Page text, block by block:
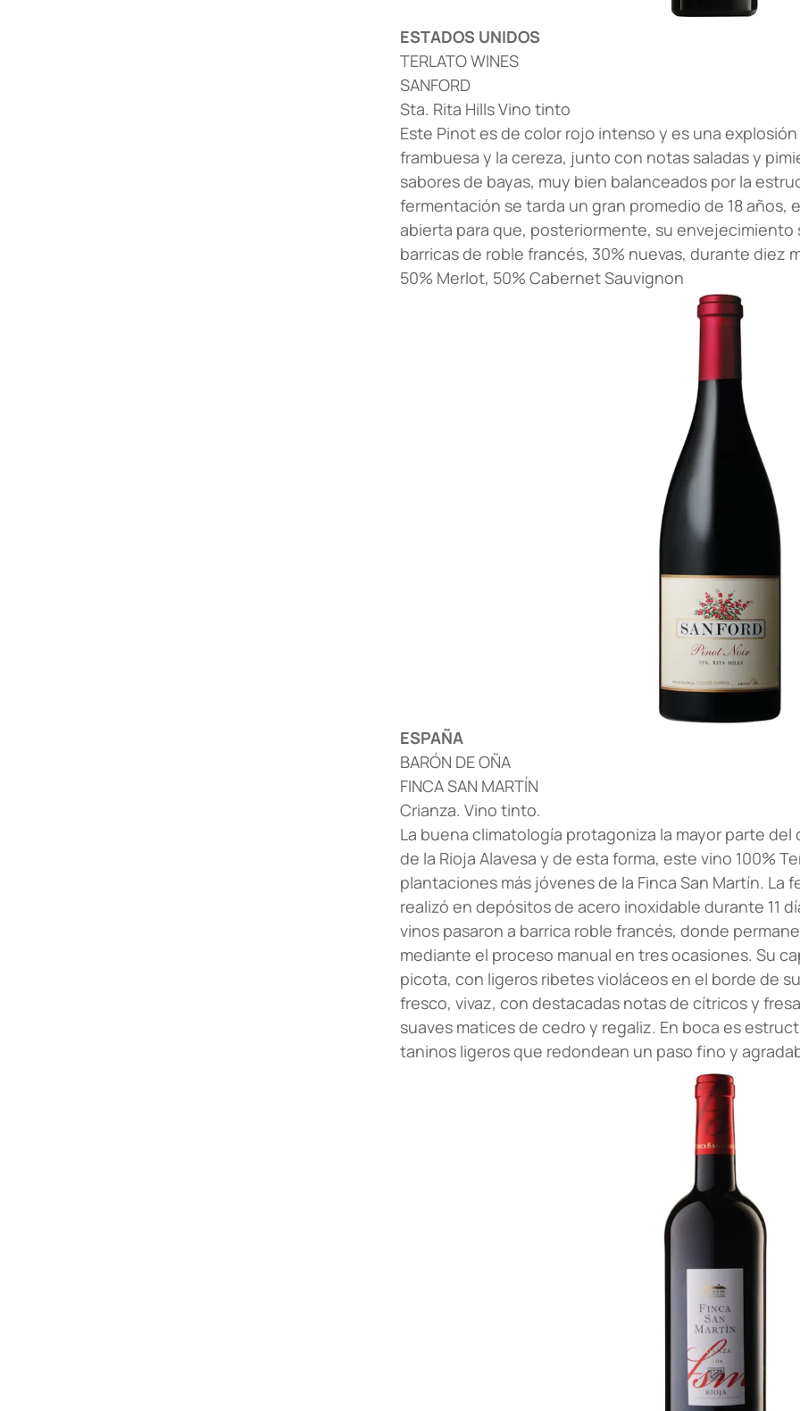
ESTADOS UNIDOS
TERLATO WINES
SANFORD
Sta. Rita Hills Vino tinto
Este Pinot es de color rojo intenso y es una
frambuesa y la cereza, junto con notas saladas y
sabores de bayas, muy bien balanceados por la
fermentación se tarda un gran promedio de 18 años,
abierta para que, posteriormente, su envejecimiento
barricas de roble francés, 30% nuevas, durante diez
50% Merlot, 50% Cabernet Sauvignon
ESPAÑA
BARÓN DE OÑA
FINCA SAN MARTÍN
Crianza. Vino tinto.
La buena climatología protagoniza la mayor parte
de la Rioja Alavesa y de esta forma, este vino 100%
plantaciones más jóvenes de la Finca San Martín. La
realizó en depósitos de acero inoxidable durante 11
vinos pasaron a barrica roble francés, donde
mediante el proceso manual en tres ocasiones. Su
picota, con ligeros ribetes violáceos en el borde de
fresco, vivaz, con destacadas notas de cítricos y
suaves matices de cedro y regaliz. En boca es
taninos ligeros que redondean un paso fino y